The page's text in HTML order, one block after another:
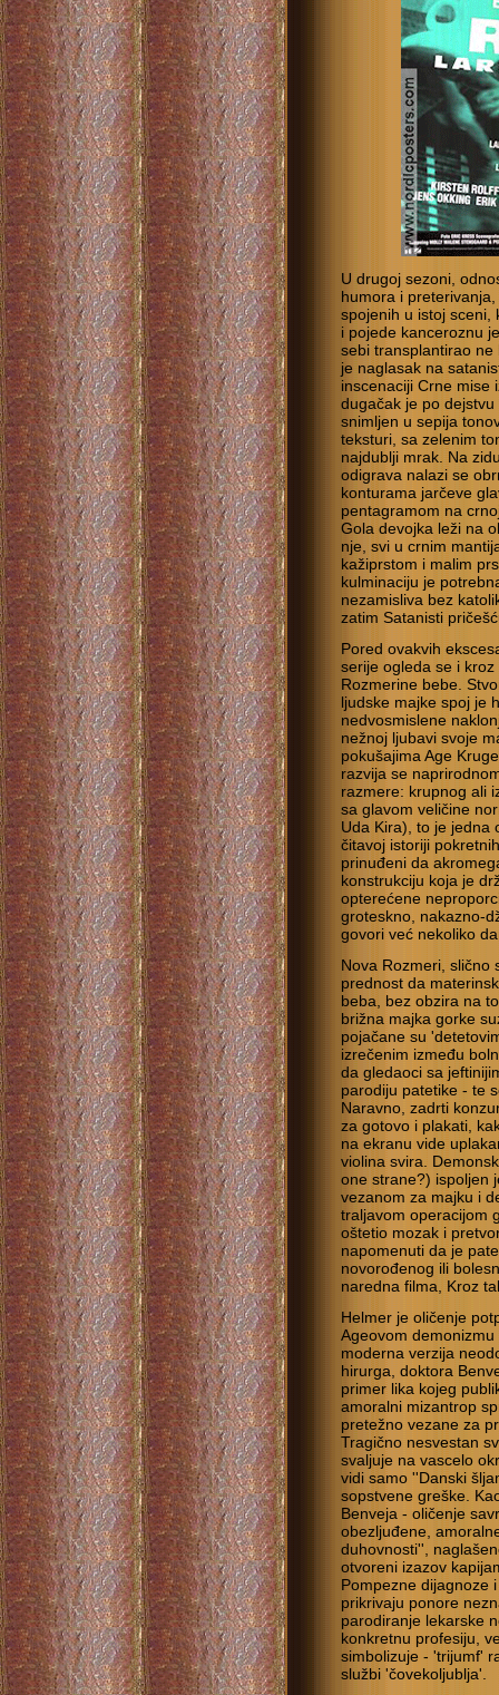
U drugoj sezoni,
humora i
spojenih u istoj sceni,
i pojede kanceroznu
sebi transplantirao ne
je naglasak na
inscenaciji Crne mise
dugačak je po
snimljen u sepija
teksturi, sa zelenim
najdublji mrak. Na
odigrava nalazi se
konturama jarčeve
pentagramom na
Gola devojka leži na
nje, svi u crnim
kažiprstom i malim
kulminaciju je
nezamisliva bez
zatim Satanisti
Pored ovakvih
serije ogleda se i
Rozmerine bebe.
ljudske majke spoj je
nedvosmislene
nežnoj ljubavi svoje
pokušajima Age
razvija se
razmere: krupnog ali
sa glavom veličine
Uda Kira), to je jedna
čitavoj istoriji
prinuđeni da
konstrukciju koja je
opterećene
groteskno, nakazno-
govori već nekoliko
Nova Rozmeri, slično
prednost da
beba, bez obzira na
brižna majka gorke
pojačane su
izrečenim između
da gledaoci sa
parodiju patetike - te
Naravno, zadrti
za gotovo i plakati,
na ekranu vide
violina svira.
one strane?) ispoljen
vezanom za majku i
traljavom operacijom
oštetio mozak i
napomenuti da je
novorođenog ili
naredna filma, Kroz
Helmer je oličenje
Ageovom
moderna verzija
hirurga, doktora
primer lika kojeg
amoralni mizantrop
pretežno vezane za
Tragično nesvestan
svaljuje na vascelo
vidi samo ''Danski
sopstvene greške.
Benveja - oličenje
obezljuđene,
duhovnosti'',
otvoreni izazov
Pompezne dijagnoze
prikrivaju ponore
parodiranje lekarske
konkretnu profesiju,
simbolizuje - 'trijumf'
službi 'čovekoljublja'.